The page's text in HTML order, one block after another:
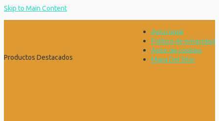
Skip to Main Content
Aviso legal
Política de privacidad
Aviso de cookies
Mapa Del Sitio
Productos Destacados